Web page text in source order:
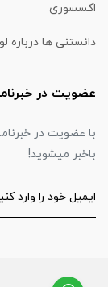
اکسسوری
دانستنی ها درباره
عضویت در
با عضویت در
باخبر میشوید!